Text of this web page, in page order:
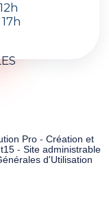
Pro - Création et
- Site administrable
d'Utilisation